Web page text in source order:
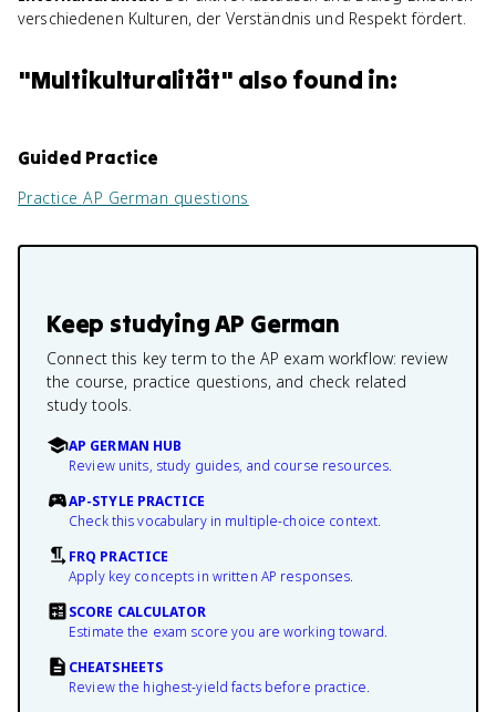
verschiedenen Kulturen, der Verständnis und Respekt fördert.
"Multikulturalität" also found in:
Guided Practice
PracticeAP German questions
Keep studyingAP German
Connect this key term to the AP exam workflow: review
the course, practice questions, and check related
study tools.
AP GERMAN HUB
Review units, study guides, and course resources.
AP-STYLE PRACTICE
Check this vocabulary in multiple-choice context.
FRQ PRACTICE
Apply key concepts in written AP responses.
SCORE CALCULATOR
Estimate the exam score you are working toward.
CHEATSHEETS
Review the highest-yield facts before practice.